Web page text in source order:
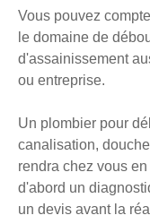
Vous pouvez
le domaine de
d'assainissement
ou entreprise.
Un plombier pour
canalisation,
rendra chez vous
d'abord un
un devis avant la